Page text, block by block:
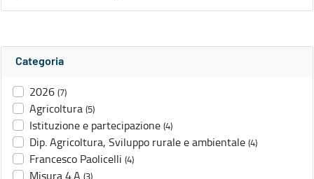
Categoria
2026 (7)
Agricoltura (5)
Istituzione e partecipazione (4)
Dip. Agricoltura, Sviluppo rurale e ambientale (4)
Francesco Paolicelli (4)
Misura 4.A (3)